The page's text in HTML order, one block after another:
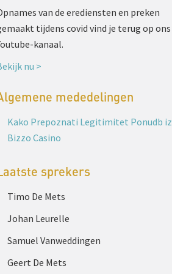
van de erediensten en preken
tijdens covid vind je terug op ons
kanaal.
nu >
mededelingen
Kako Prepoznati Legitimitet Ponudb iz
Bizzo Casino
sprekers
Timo De Mets
Johan Leurelle
Samuel Vanweddingen
Geert De Mets